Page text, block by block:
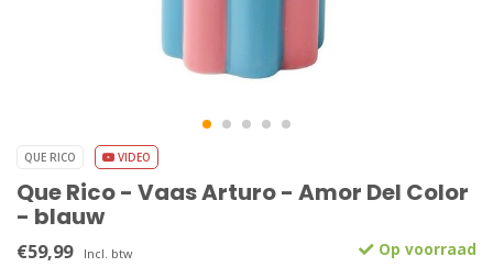
QUE RICO VIDEO
Que Rico - Vaas Arturo - Amor Del Color
- blauw
€59,99 Incl. btw Op voorraad